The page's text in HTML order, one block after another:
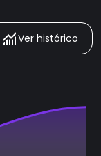
Ver histórico